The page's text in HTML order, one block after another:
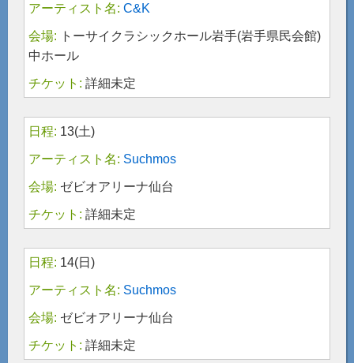
C&K
トーサイクラシックホール岩手(岩手県民会館)
中ホール
詳細未定
13(土)
Suchmos
ゼビオアリーナ仙台
詳細未定
14(日)
Suchmos
ゼビオアリーナ仙台
詳細未定